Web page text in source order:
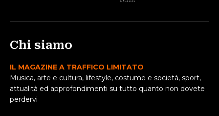
Chi siamo
IL MAGAZINE A TRAFFICO LIMITATO
Musica, arte e cultura, lifestyle, costume e società, sport,
attualità ed approfondimenti su tutto quanto non dovete
perdervi